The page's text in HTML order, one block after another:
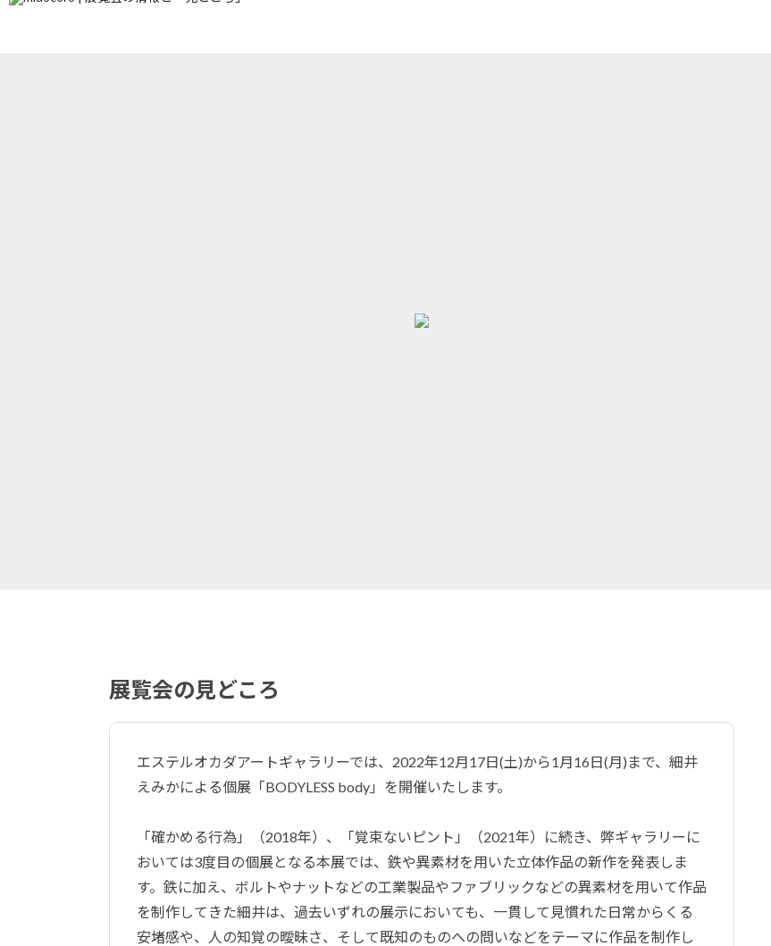
展覧会の見どころ
エステルオカダアートギャラリーでは、2022年12月17日(土)から1月16日(月)まで、細井
えみかによる個展「BODYLESS body」を開催いたします。
「確かめる行為」（2018年）、「覚束ないピント」（2021年）に続き、弊ギャラリーに
おいては3度目の個展となる本展では、鉄や異素材を用いた立体作品の新作を発表しま
す。鉄に加え、ボルトやナットなどの工業製品やファブリックなどの異素材を用いて作品
を制作してきた細井は、過去いずれの展示においても、一貫して見慣れた日常からくる
安堵感や、人の知覚の曖昧さ、そして既知のものへの問いなどをテーマに作品を制作し